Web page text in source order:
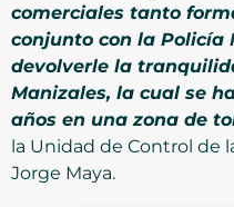
comerciales tanto
conjunto con la Policía
devolverle la
Manizales, la cual se
años en una zona de
la Unidad de Control de
Jorge Maya.